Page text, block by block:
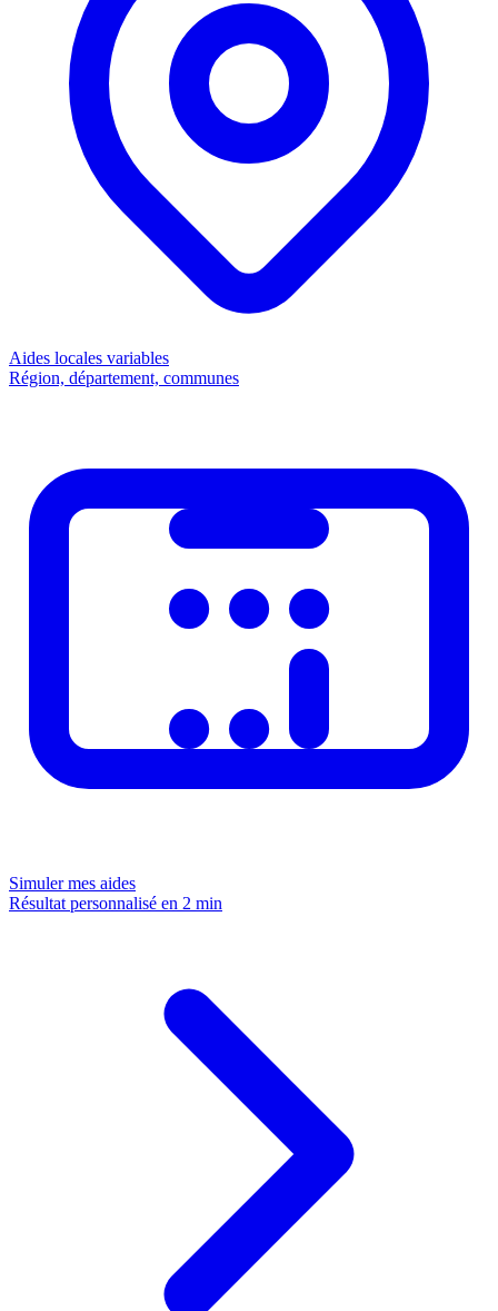
Aides locales variables
Région, département, communes
Simuler mes aides
Résultat personnalisé en 2 min